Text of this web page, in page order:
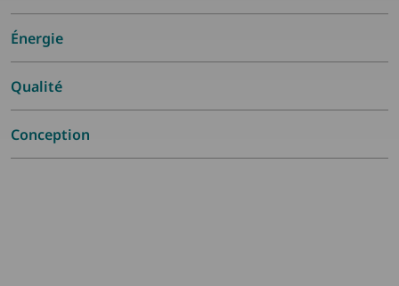
Énergie
Qualité
Conception